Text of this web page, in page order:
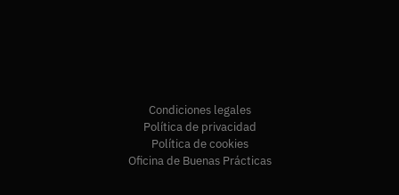
Condiciones legales
Política de privacidad
Política de cookies
Oficina de Buenas Prácticas